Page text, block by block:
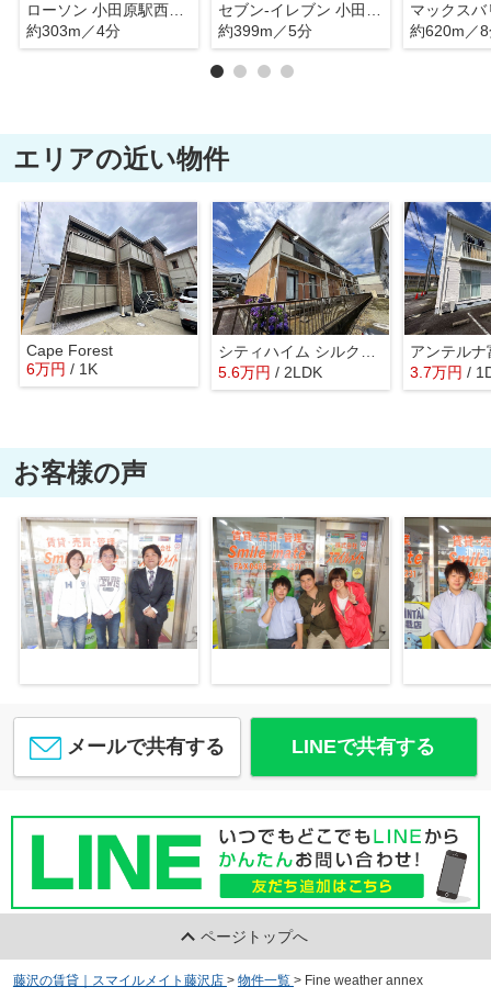
ローソン 小田原駅西口店
約303m／4分
セブン-イレブン 小田原城山１丁目店
約399m／5分
約620m／
エリアの近い物件
Cape Forest
6万円 / 1K
5.6万円 / 2LDK
アンテルナ
3.7万円 /
お客様の声
メールで共有する LINEで共有する
ページトップへ
藤沢の賃貸｜スマイルメイト藤沢店 > 物件一覧 > Fine weather annex